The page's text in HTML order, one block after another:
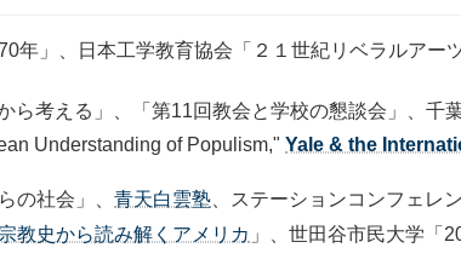
年」、日本工学教育協会「２１世紀リベラルアー
考える」、「第11回教会と学校の懇談会」、千
Understanding of Populism," Yale & the
の社会」、 青天白雲塾 、ステーションコンフェレ
教史から読み解くアメリカ 」、世田谷市民大学「